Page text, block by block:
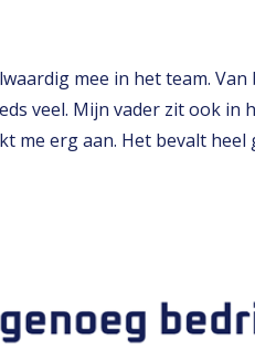
mee in het team.
veel. Mijn vader zit ook
me erg aan. Het bevalt heel